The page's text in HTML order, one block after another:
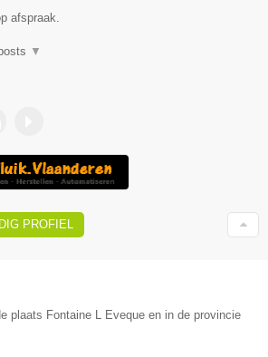
afspraak.
▼
PROFIEL
plaats Fontaine L Eveque en in de provincie